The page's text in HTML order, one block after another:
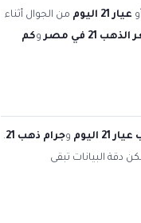
أو عيار 21 اليوم
من الجوال أثناء
21 في مصر وكم
اليوم وجرام ذهب 21
.
دقة البيانات تبقى